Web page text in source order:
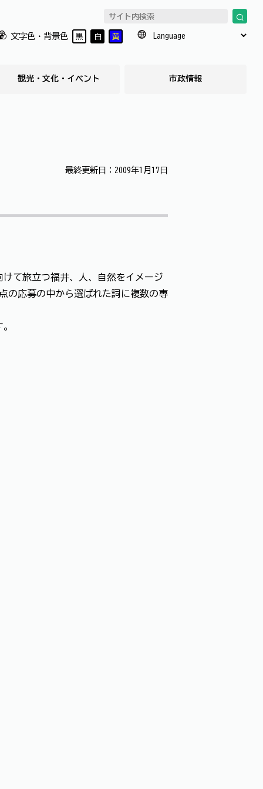
文字色・背景色 黒 白 黄
観光・文化・イベント 市政情報
最終更新日：2009年1月17日
て旅立つ福井、人、自然をイメージ
の応募の中から選ばれた詞に複数の専